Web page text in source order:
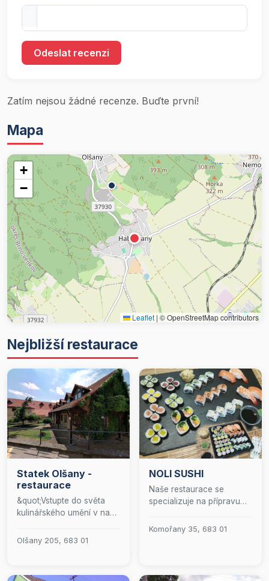
Odeslat recenzi
Zatím nejsou žádné recenze. Buďte první!
Mapa
+
−
Leaflet | © OpenStreetMap contributors
Nejbližší restaurace
Statek Olšany -
restaurace
&quot;Vstupte do světa
kulinářského umění v naší
která nabízí nejen
Olšany 205, 683 01
NOLI SUSHI
Naše restaurace se
specializuje na přípravu
sushi, které je vytvářeno s
připraveno tak, aby
Komořany 35, 683 01